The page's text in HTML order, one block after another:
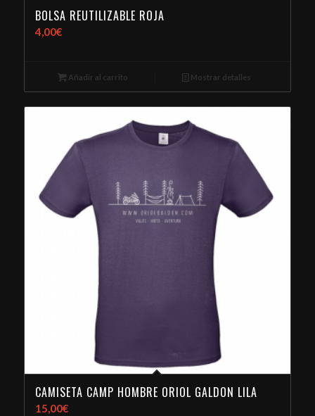
BOLSA REUTILIZABLE ROJA
4,00€
Añadir al carrito Mostrar detalles
CAMISETA CAMP HOMBRE ORIOL GALDON LILA
15,00€